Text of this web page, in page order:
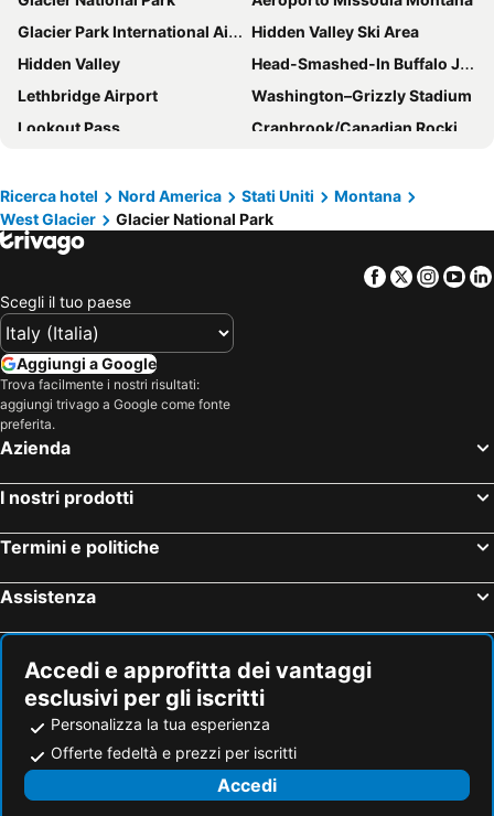
Glacier Park International Airport
Hidden Valley Ski Area
Hidden Valley
Head-Smashed-In Buffalo Jump
Lethbridge Airport
Washington–Grizzly Stadium
Lookout Pass
Cranbrook/Canadian Rockies International Airport
Ricerca hotel Nord America Stati Uniti
Montana
West Glacier
Glacier National Park
Facebook
Twitter
Scegli il tuo paese
Aggiungi a Google
Trova facilmente i nostri risultati:
aggiungi trivago a Google come fonte
preferita.
Azienda
I nostri prodotti
Termini e politiche
Assistenza
Accedi e approfitta dei vantaggi
esclusivi per gli iscritti
Personalizza la tua esperienza
Offerte fedeltà e prezzi per iscritti
Accedi